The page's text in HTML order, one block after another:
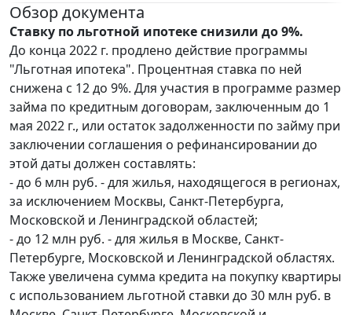
Обзор документа
Ставку по льготной ипотеке снизили до 9%.
До конца 2022 г. продлено действие программы
"Льготная ипотека". Процентная ставка по ней
снижена с 12 до 9%. Для участия в программе размер
займа по кредитным договорам, заключенным до 1
мая 2022 г., или остаток задолженности по займу при
заключении соглашения о рефинансировании до
этой даты должен составлять:
- до 6 млн руб. - для жилья, находящегося в регионах,
за исключением Москвы, Санкт-Петербурга,
Московской и Ленинградской областей;
- до 12 млн руб. - для жилья в Москве, Санкт-
Петербурге, Московской и Ленинградской областях.
Также увеличена сумма кредита на покупку квартиры
с использованием льготной ставки до 30 млн руб. в